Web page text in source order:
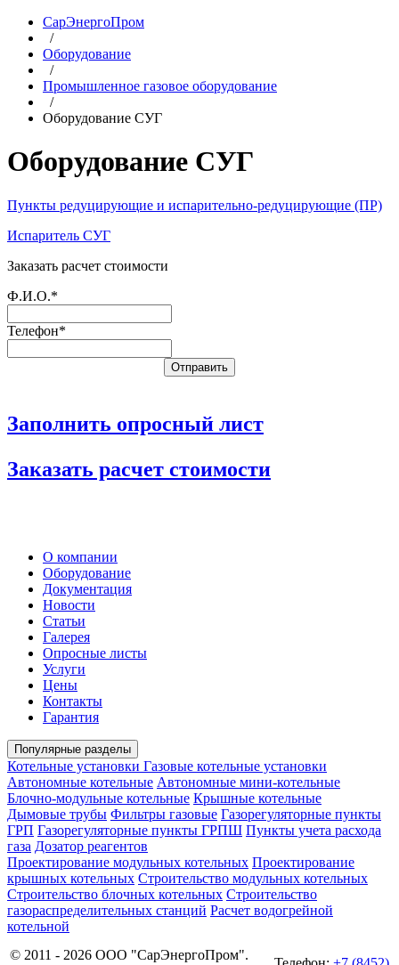
СарЭнергоПром
/
Оборудование
/
Промышленное газовое оборудование
/
Оборудование СУГ
Оборудование СУГ
Пункты редуцирующие и испарительно-редуцирующие (ПР)
Испаритель СУГ
Заказать расчет стоимости
Ф.И.О.*
Телефон*
Заполнить опросный лист
Заказать расчет стоимости
О компании
Оборудование
Документация
Новости
Статьи
Галерея
Опросные листы
Услуги
Цены
Контакты
Гарантия
Популярные разделы
Котельные установки Газовые котельные установки
Автономные котельные Автономные мини-котельные
Блочно-модульные котельные Крышные котельные
Дымовые трубы Фильтры газовые Газорегуляторные пункты
ГРП Газорегуляторные пункты ГРПШ Пункты учета расхода
газа Дозатор реагентов
Проектирование модульных котельных Проектирование
крышных котельных Строительство модульных котельных
Строительство блочных котельных Строительство
газораспределительных станций Расчет водогрейной
котельной
© 2011 - 2026 ООО "СарЭнергоПром".